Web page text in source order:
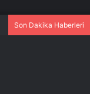
Son Dakika Haberleri